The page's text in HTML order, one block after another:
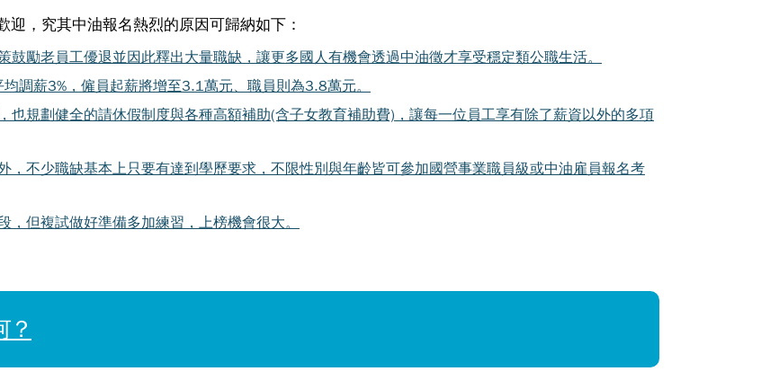
，究其中油報名熱烈的原因可歸納如下：
勵老員工優退並因此釋出大量職缺，讓更多國人有機會透過中油徵才享受穩定類公職生活。
調薪3%，僱員起薪將增至3.1萬元、職員則為3.8萬元。
也規劃健全的請休假制度與各種高額補助(含子女教育補助費)，讓每一位員工享有除了薪資以外的多項
，不少職缺基本上只要有達到學歷要求，不限性別與年齡皆可參加國營事業職員級或中油雇員報名考
但複試做好準備多加練習，上榜機會很大。
？